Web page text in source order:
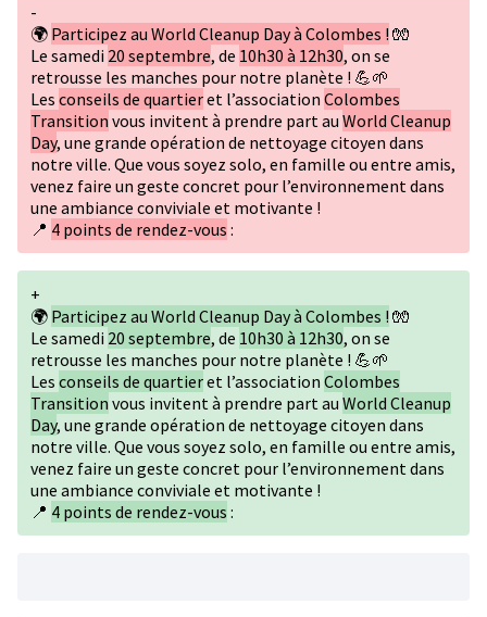
-
🌍 Participez au World Cleanup Day à Colombes ! 🧤
Le samedi 20 septembre, de 10h30 à 12h30, on se
retrousse les manches pour notre planète ! 💪🌱
Les conseils de quartieret l’association Colombes
Transition vous invitent à prendre part au World Cleanup
Day, une grande opération de nettoyage citoyen dans
notre ville. Que vous soyez solo, en famille ou entre amis,
venez faire un geste concret pour l’environnement dans
une ambiance conviviale et motivante !
📍 4 points de rendez-vous :
+
🌍 Participez au World Cleanup Day à Colombes ! 🧤
Le samedi 20 septembre, de 10h30 à 12h30, on se
retrousse les manches pour notre planète ! 💪🌱
Les conseils de quartieret l’association Colombes
Transition vous invitent à prendre part au World Cleanup
Day, une grande opération de nettoyage citoyen dans
notre ville. Que vous soyez solo, en famille ou entre amis,
venez faire un geste concret pour l’environnement dans
une ambiance conviviale et motivante !
📍 4 points de rendez-vous :